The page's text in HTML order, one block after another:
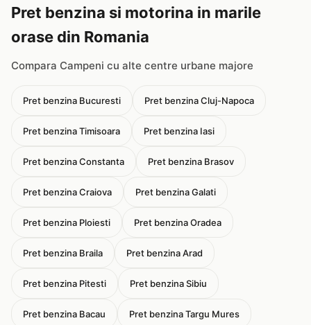
Pret benzina si motorina in marile
orase din Romania
Compara Campeni cu alte centre urbane majore
Pret benzina Bucuresti Pret benzina Cluj-Napoca
Pret benzina Timisoara Pret benzina Iasi
Pret benzina Constanta Pret benzina Brasov
Pret benzina Craiova Pret benzina Galati
Pret benzina Ploiesti Pret benzina Oradea
Pret benzina Braila Pret benzina Arad
Pret benzina Pitesti Pret benzina Sibiu
Pret benzina Bacau Pret benzina Targu Mures